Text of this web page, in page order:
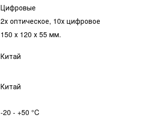
Цифровые
2х оптическое, 10х цифровое
150 х 120 х 55 мм.
Китай
Китай
-20 - +50 °C